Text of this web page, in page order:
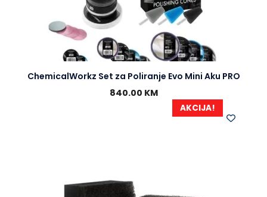
ChemicalWorkz Set za Poliranje Evo Mini Aku PRO
840.00 KM
AKCIJA!